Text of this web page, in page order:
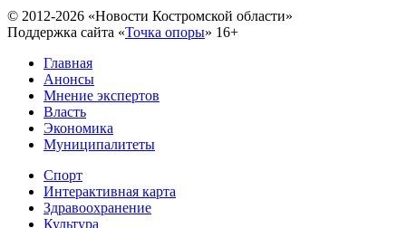
© 2012-2026 «Новости Костромской области»
Поддержка сайта «Точка опоры» 16+
Главная
Анонсы
Мнение экспертов
Власть
Экономика
Муниципалитеты
Спорт
Интерактивная карта
Здравоохранение
Культура